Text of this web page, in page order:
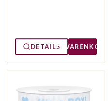
DETAILS WARENKORB